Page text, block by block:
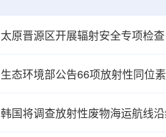
太原晋源区开展辐射安全专项检查
韩国将调查放射性废物海运航线